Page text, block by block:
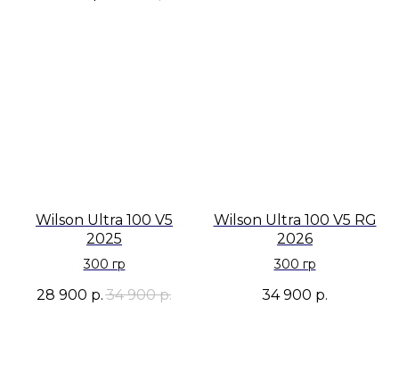
Wilson Ultra 100 V5
2025
300 гр
28 900 р. 34 900 р.
Wilson Ultra 100 V5 RG
2026
300 гр
34 900 р.